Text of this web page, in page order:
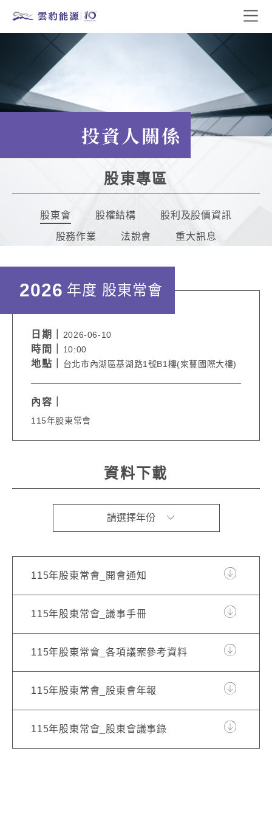
投資人關係
股東專區
股東會 股權結構 股利及股價資訊
股務作業 法說會 重大訊息
2026 年度 股東常會
日期｜ 2026-06-10
時間｜ 10:00
地點｜ 台北市內湖區基湖路1號B1樓(寀蘴國際大樓)
內容｜
115年股東常會
資料下載
請選擇年份
115年股東常會_開會通知
115年股東常會_議事手冊
115年股東常會_各項議案參考資料
115年股東常會_股東會年報
115年股東常會_股東會議事錄